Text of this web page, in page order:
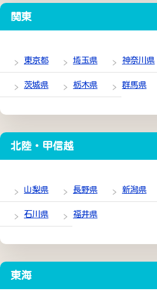
関東
東京都 埼玉県 神奈川県
茨城県 栃木県 群馬県
北陸・甲信越
山梨県 長野県 新潟県
石川県 福井県
東海